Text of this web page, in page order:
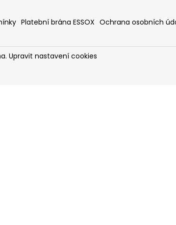
Platební brána ESSOX Ochrana osobních
Upravit nastavení cookies